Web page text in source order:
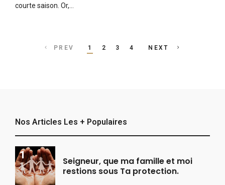
courte saison. Or,…
Posts
PREV 1 2 3 4 NEXT
Nos Articles Les + Populaires
Seigneur, que ma famille et moi
restions sous Ta protection.